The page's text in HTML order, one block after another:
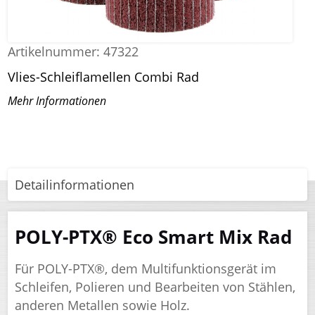
Artikelnummer:47322
Vlies-Schleiflamellen Combi Rad
Mehr Informationen
Detailinformationen
POLY-PTX® Eco Smart Mix Rad
Für POLY-PTX®, dem Multifunktionsgerät im
Schleifen, Polieren und Bearbeiten von Stählen,
anderen Metallen sowie Holz.